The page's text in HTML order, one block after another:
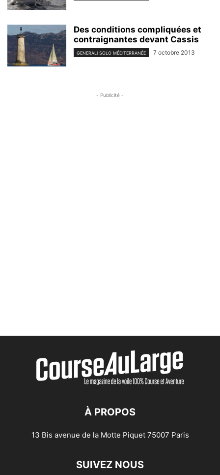
Des conditions compliquées et
contraignantes devant Cassis
GENERALI SOLO MÉDITERRANÉE 7 octobre 2013
- Publicité -
À PROPOS
13 Bis avenue de la Motte Piquet 75007 Paris
SUIVEZ NOUS